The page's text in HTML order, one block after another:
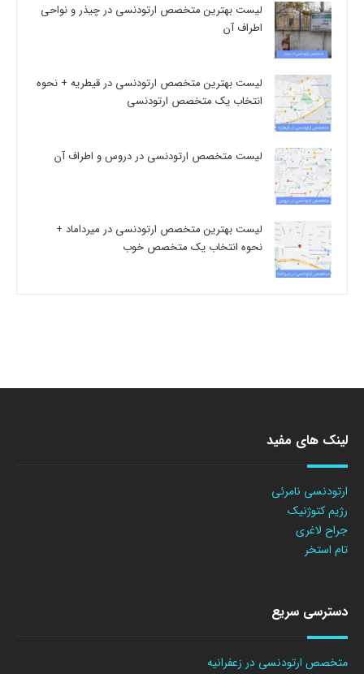
لیست بهترین متخصص ارتودنسی در چیذر و نواحی
اطراف آن
لیست بهترین متخصص ارتودنسی در قیطریه + نحوه
انتخاب یک متخصص ارتودنسی
لیست متخصص ارتودنسی در دروس و اطراف آن
لیست بهترین متخصص ارتودنسی در میرداماد +
نحوه انتخاب یک متخصص خوب
لینک های مفید
ارتودنسی نامرئی
رژیم کتوژنیک
جراح لاغری
تام استخر
دسترسی سریع
متخصص ارتودنسی در زعفرانیه